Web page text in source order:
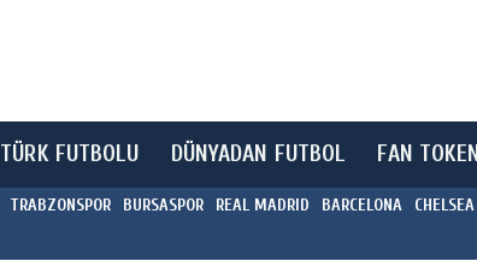
TÜRK FUTBOLU DÜNYADAN FUTBOL FAN TOKEN
TRABZONSPOR BURSASPOR REAL MADRID BARCELONA CHELSEA